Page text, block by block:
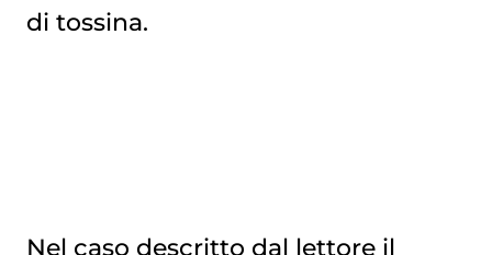
di tossina.
Nel caso descritto dal lettore il